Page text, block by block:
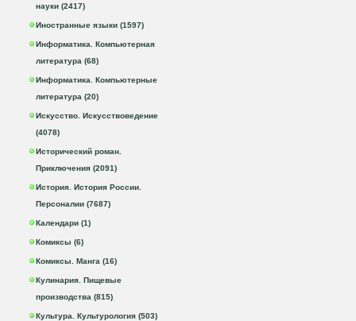
науки (2417)
Иностранные языки (1597)
Информатика. Компьютерная
литература (68)
Информатика. Компьютерные
литература (20)
Искусство. Искусствоведение
(4078)
Исторический роман.
Приключения (2091)
История. История России.
Персоналии (7687)
Календари (1)
Комиксы (6)
Комиксы. Манга (16)
Кулинария. Пищевые
производства (815)
Культура. Культурология (503)